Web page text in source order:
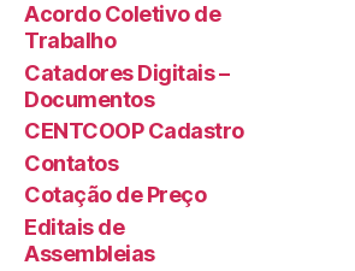
Acordo Coletivo de
Trabalho
Catadores Digitais –
Documentos
CENTCOOP Cadastro
Contatos
Cotação de Preço
Editais de
Assembleias